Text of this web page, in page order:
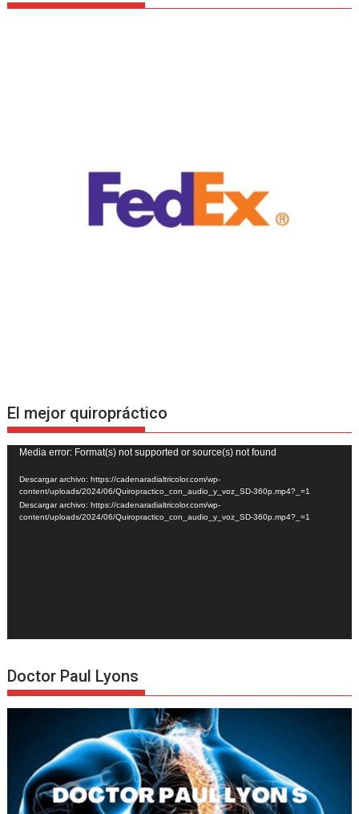
El mejor quiropráctico
Reproductor
de
vídeo
Media error: Format(s) not supported or source(s) not found
Descargar archivo: https://cadenaradialtricolor.com/wp-
content/uploads/2024/06/Quiropractico_con_audio_y_voz_SD-360p.mp4?_=1
Descargar archivo: https://cadenaradialtricolor.com/wp-
content/uploads/2024/06/Quiropractico_con_audio_y_voz_SD-360p.mp4?_=1
Doctor Paul Lyons